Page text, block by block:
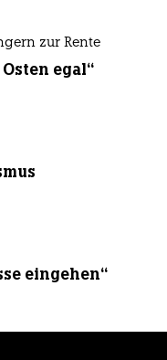
zur Rente
egal“
eingehen“